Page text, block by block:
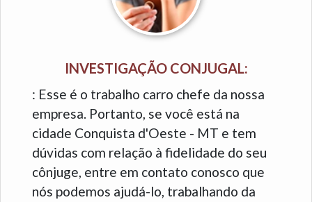
INVESTIGAÇÃO CONJUGAL:
: Esse é o trabalho carro chefe da nossa
empresa. Portanto, se você está na
cidade Conquista d'Oeste - MT e tem
dúvidas com relação à fidelidade do seu
cônjuge, entre em contato conosco que
nós podemos ajudá-lo, trabalhando da